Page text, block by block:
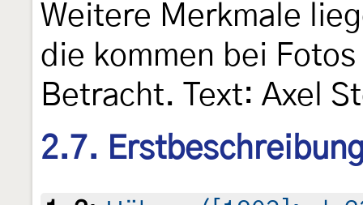
Weitere Merkmale
die kommen bei
Betracht. Text: Axel
2.7.